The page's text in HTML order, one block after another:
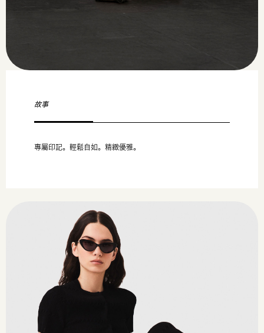
故事
專屬印記。輕鬆自如。精緻優雅。